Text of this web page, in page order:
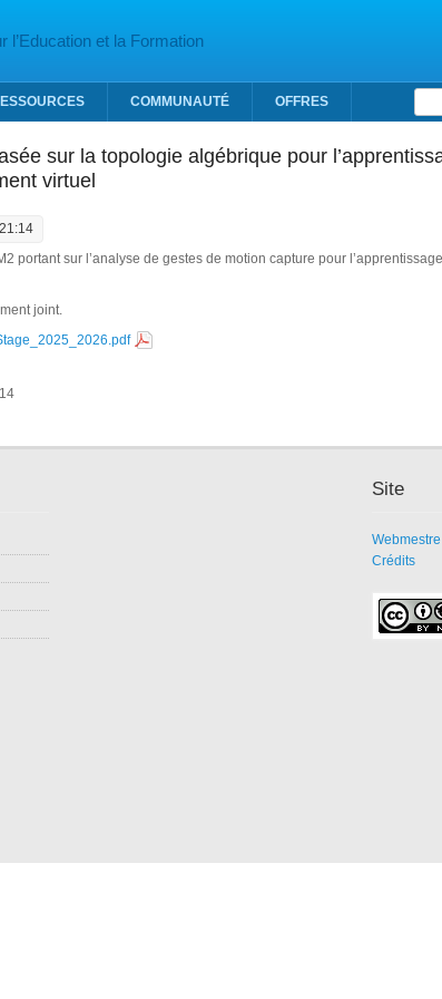
l’Education et la Formation
COMMUNAUTÉ OFFRES
sur la topologie algébrique pour
virtuel
portant sur l’analyse de gestes de motion capture pour
joint.
Site
Webmestre
Crédits